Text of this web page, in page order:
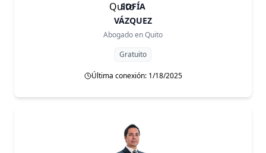
SOFÍA
VÁZQUEZ
Abogado enQuito
Gratuito
Última conexión: 1/18/2025